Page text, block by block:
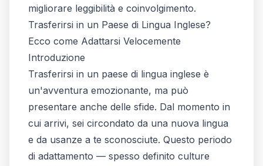
migliorare leggibilità e coinvolgimento.
Trasferirsi in un Paese di Lingua Inglese?
Ecco come Adattarsi Velocemente
Introduzione
Trasferirsi in un paese di lingua inglese è
un'avventura emozionante, ma può
presentare anche delle sfide. Dal momento in
cui arrivi, sei circondato da una nuova lingua
e da usanze a te sconosciute. Questo periodo
di adattamento — spesso definito culture